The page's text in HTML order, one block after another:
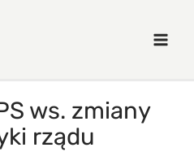
ws. zmiany
rządu